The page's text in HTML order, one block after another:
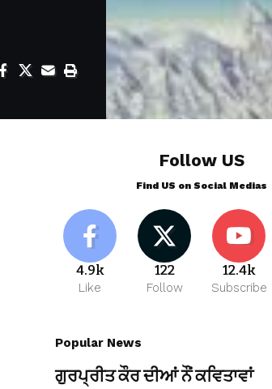
Follow US
Find US on Social Medias
4.9k
Like
122
Follow
12.4k
Subscribe
Popular News
ਗੁਰਪ੍ਰੀਤ ਕੌਰ ਦੀਆਂ ਨੌਂ ਕਵਿਤਾਵਾਂ